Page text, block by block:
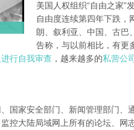
美国人权组织“自由之家”
自由度连续第四年下跌，
朗、叙利亚、中国、古巴
告称，与以前相比，有更
行自我审查 ，越来越多的私营公
国家安全部门、新闻管理部门、
控大陆局域网上所有的论坛、网